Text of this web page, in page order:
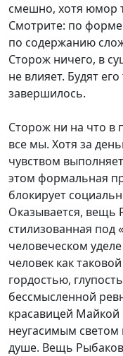
смешно, хотя юмор
Смотрите: по форме
по содержанию
Сторож ничего, в
не влияет. Будят
завершилось.
Сторож ни на что в
все мы. Хотя за
чувством
этом формальная
блокирует
Оказывается, вещь
стилизованная под
человеческом
человек как
гордостью,
бессмысленной
красавицей
неугасимым
душе. Вещь